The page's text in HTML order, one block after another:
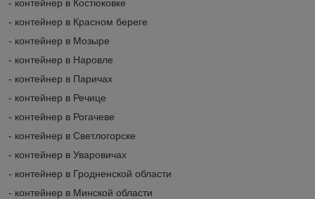
- контейнер в Костюковке
- контейнер в Красном береге
- контейнер в Мозыре
- контейнер в Наровле
- контейнер в Паричах
- контейнер в Речице
- контейнер в Рогачеве
- контейнер в Светлогорске
- контейнер в Уваровичах
- контейнер в Гродненской области
- контейнер в Минской области